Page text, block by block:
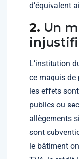
d’équivalent
2. Un
L’institution
ce maquis de
les effets
publics ou
allègements
sont
le bâtiment